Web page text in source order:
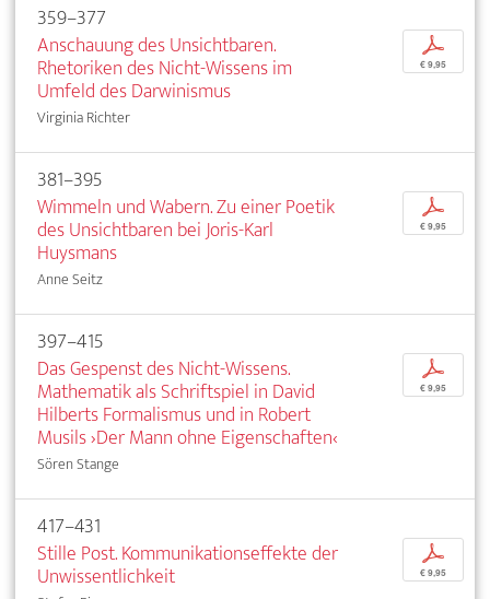
359–377
Anschauung des Unsichtbaren.
Rhetoriken des Nicht-Wissens im
Umfeld des Darwinismus
Virginia Richter
p
€ 9,95
381–395
Wimmeln und Wabern. Zu einer Poetik
des Unsichtbaren bei Joris-Karl
Huysmans
Anne Seitz
p
€ 9,95
397–415
Das Gespenst des Nicht-Wissens.
Mathematik als Schriftspiel in David
Hilberts Formalismus und in Robert
Musils ›Der Mann ohne Eigenschaften‹
Sören Stange
p
€ 9,95
417–431
Stille Post. Kommunikationseffekte der
Unwissentlichkeit
p
€ 9,95